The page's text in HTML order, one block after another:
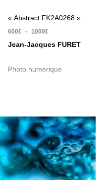
« Abstract FK2A0268 »
600€ – 1000€
Jean-Jacques FURET
Photo numérique
prix :
600€
à
1000€